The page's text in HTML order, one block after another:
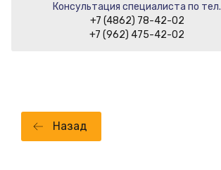
Консультация специалиста по тел.
+7 (4862) 78-42-02
+7 (962) 475-42-02
Назад